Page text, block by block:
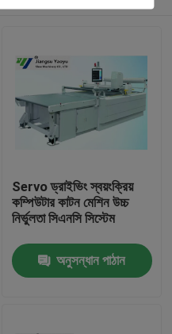
Servo ড্রাইভিং স্বয়ংক্রিয়
কম্পিউটার কাটন মেশিন উচ্চ
নির্ভুলতা সিএনসি সিস্টেম
অনুসন্ধান পাঠান